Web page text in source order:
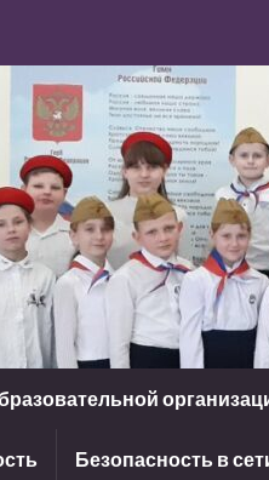
Безопасность в